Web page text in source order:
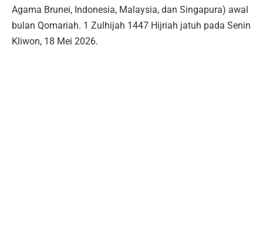
Agama Brunei, Indonesia, Malaysia, dan Singapura) awal
bulan Qomariah. 1 Zulhijah 1447 Hijriah jatuh pada Senin
Kliwon, 18 Mei 2026.